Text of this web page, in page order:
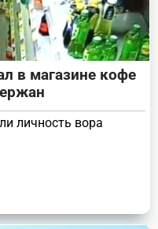
в магазине кофе
личность вора